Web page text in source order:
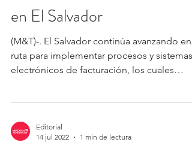
en El Salvador
(M&T)-. El Salvador continúa avanzando en
ruta para implementar procesos y sistemas
electrónicos de facturación, los cuales
Editorial
14 jul 2022
1 min de lectura